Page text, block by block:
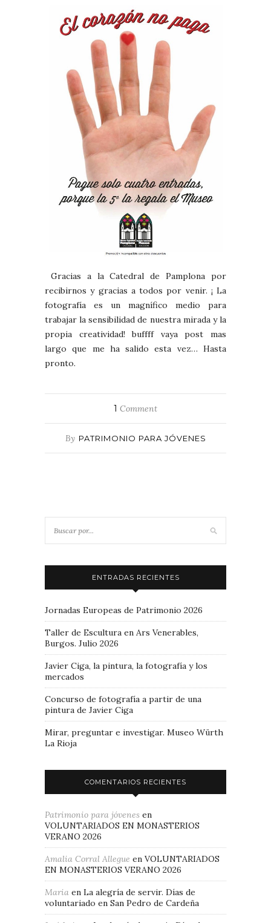
Gracias a la Catedral de Pamplona por
recibirnos y gracias a todos por venir. ¡ La
fotografía es un magnífico medio para
trabajar la sensibilidad de nuestra mirada y la
propia creatividad! buffff vaya post mas
largo que me ha salido esta vez… Hasta
pronto.
1 Comment
By PATRIMONIO PARA JÓVENES
ENTRADAS RECIENTES
Jornadas Europeas de Patrimonio 2026
Taller de Escultura en Ars Venerables,
Burgos. Julio 2026
Javier Ciga, la pintura, la fotografía y los
mercados
Concurso de fotografía a partir de una
pintura de Javier Ciga
Mirar, preguntar e investigar. Museo Würth
La Rioja
COMENTARIOS RECIENTES
Patrimonio para jóvenes en
VOLUNTARIADOS EN MONASTERIOS
VERANO 2026
Amalia Corral Allegue en VOLUNTARIADOS
EN MONASTERIOS VERANO 2026
Maria en La alegría de servir. Días de
voluntariado en San Pedro de Cardeña